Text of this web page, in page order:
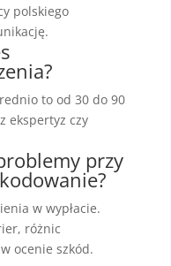
polskiego
to od 30 do 90
ekspertyz czy
przy
w wypłacie.
różnic
ocenie szkód.